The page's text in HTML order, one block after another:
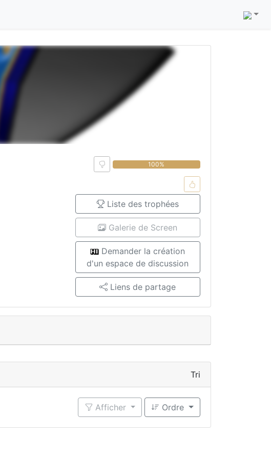
0% 100%
Liste des trophées
Galerie de Screen
Demander la création
d'un espace de discussion
Liens de partage
Tri
Afficher Ordre